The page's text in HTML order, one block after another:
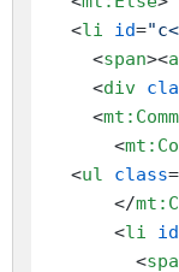
<li id=
<span><a
<div
<
<
<ul class=
</
<li id
<